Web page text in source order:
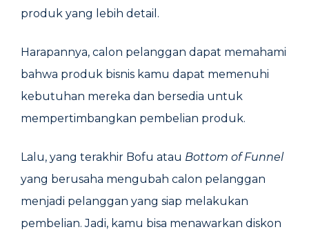
produk yang lebih detail.
Harapannya, calon pelanggan dapat memahami
bahwa produk bisnis kamu dapat memenuhi
kebutuhan mereka dan bersedia untuk
mempertimbangkan pembelian produk.
Lalu, yang terakhir Bofu atau Bottom of Funnel
yang berusaha mengubah calon pelanggan
menjadi pelanggan yang siap melakukan
pembelian. Jadi, kamu bisa menawarkan diskon